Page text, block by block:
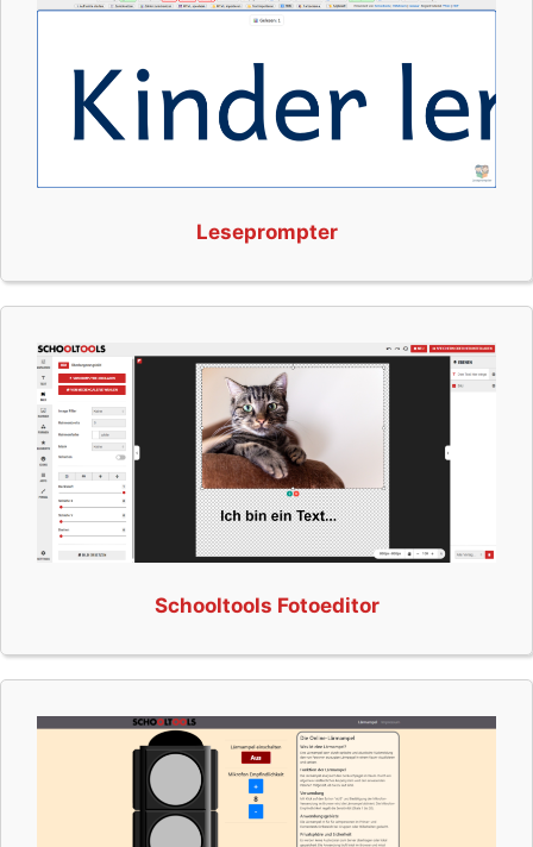
Leseprompter
Schooltools Fotoeditor